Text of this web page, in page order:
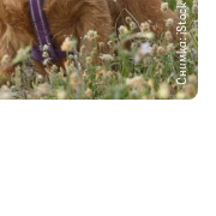
Снимка: iStock